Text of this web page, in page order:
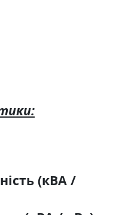
(кВА /